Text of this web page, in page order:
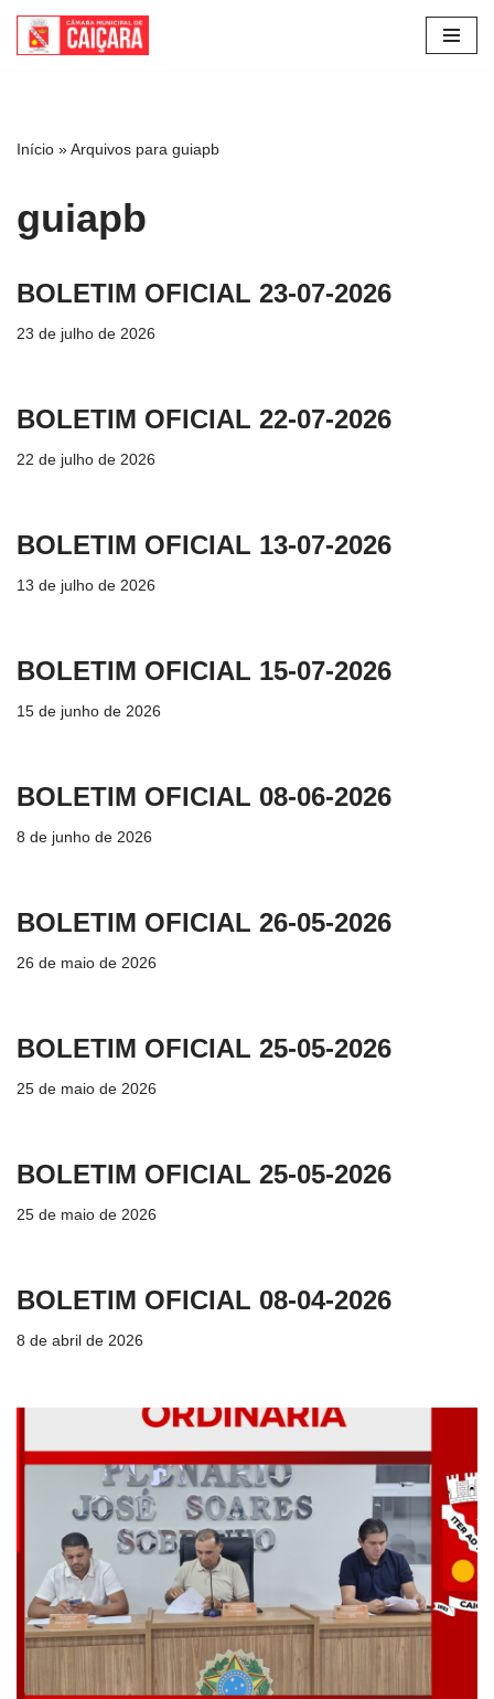
Pular
Início »Arquivos para guiapb
guiapb
BOLETIM OFICIAL 23-07-2026
23 de julho de 2026
BOLETIM OFICIAL 22-07-2026
22 de julho de 2026
BOLETIM OFICIAL 13-07-2026
13 de julho de 2026
BOLETIM OFICIAL 15-07-2026
15 de junho de 2026
BOLETIM OFICIAL 08-06-2026
8 de junho de 2026
BOLETIM OFICIAL 26-05-2026
26 de maio de 2026
BOLETIM OFICIAL 25-05-2026
25 de maio de 2026
BOLETIM OFICIAL 25-05-2026
25 de maio de 2026
BOLETIM OFICIAL 08-04-2026
8 de abril de 2026